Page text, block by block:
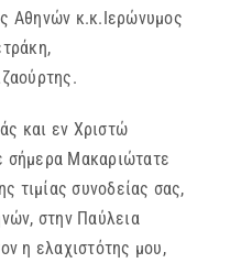
Αθηνών κ.κ.Ιερώνυμος
και εν Χριστώ
σήμερα Μακαριώτατε
τιμίας συνοδείας σας,
στην Παύλεια
η ελαχιστότης μου,